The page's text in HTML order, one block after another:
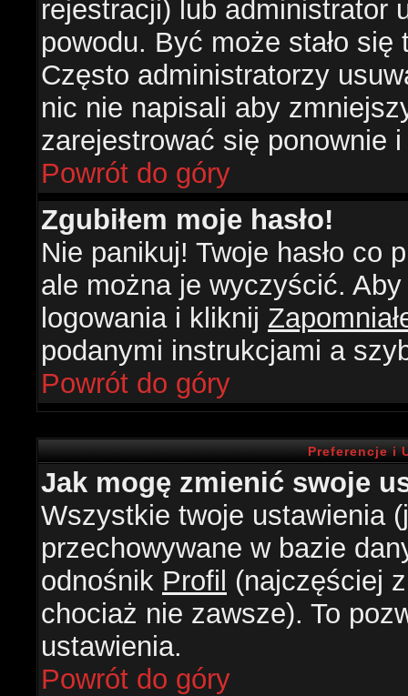
rejestracji) lub administrator
powodu. Być może stało
Często administratorzy
nic nie napisali aby
zarejestrować się ponownie
Powrót do góry
Zgubiłem moje hasło!
Nie panikuj! Twoje hasło co
ale można je wyczyścić.
logowania i kliknij
podanymi instrukcjami a
Powrót do góry
Preferencje i
Jak mogę zmienić swoje
Wszystkie twoje ustawienia
przechowywane w bazie
odnośnik Profil (najczęściej
chociaż nie zawsze). To
ustawienia.
Powrót do góry